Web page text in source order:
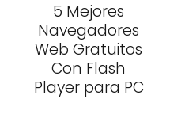
5 Mejores
Navegadores
Web Gratuitos
Con Flash
Player para PC